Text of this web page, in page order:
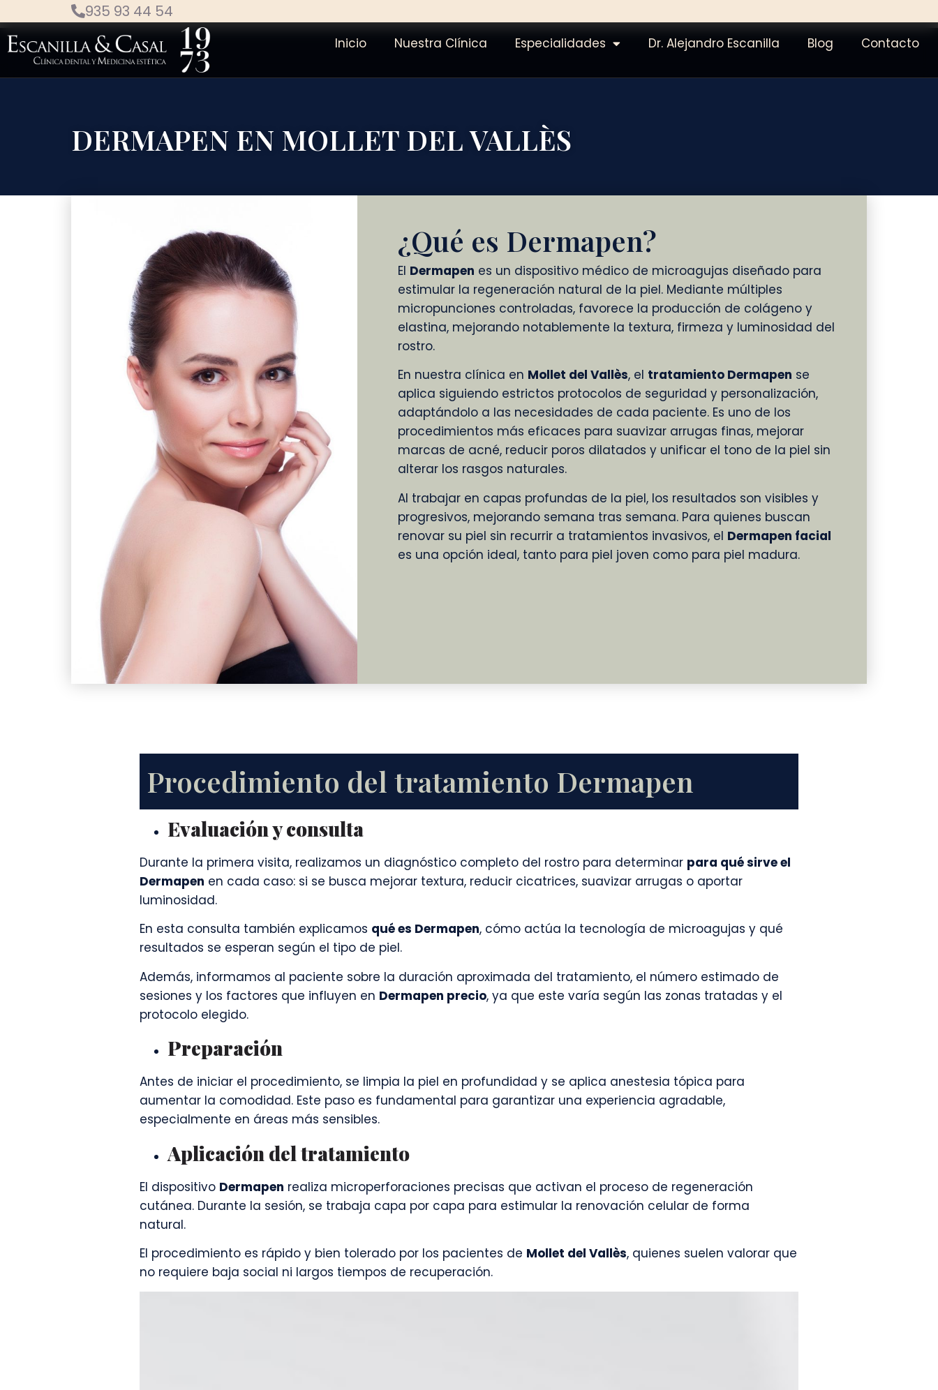
935 93 44 54
Inicio Nuestra Clínica Especialidades Dr. Alejandro Escanilla Blog Contacto
DERMAPEN EN MOLLET DEL VALLÈS
¿Qué es Dermapen?
El Dermapen es un dispositivo médico de microagujas diseñado para
estimular la regeneración natural de la piel. Mediante múltiples
micropunciones controladas, favorece la producción de colágeno y
elastina, mejorando notablemente la textura, firmeza y luminosidad del
rostro.
En nuestra clínica en Mollet del Vallès, el tratamiento Dermapen se
aplica siguiendo estrictos protocolos de seguridad y personalización,
adaptándolo a las necesidades de cada paciente. Es uno de los
procedimientos más eficaces para suavizar arrugas finas, mejorar
marcas de acné, reducir poros dilatados y unificar el tono de la piel sin
alterar los rasgos naturales.
Al trabajar en capas profundas de la piel, los resultados son visibles y
progresivos, mejorando semana tras semana. Para quienes buscan
renovar su piel sin recurrir a tratamientos invasivos, el Dermapen facial
es una opción ideal, tanto para piel joven como para piel madura.
Procedimiento del tratamiento Dermapen
Evaluación y consulta
Durante la primera visita, realizamos un diagnóstico completo del rostro para determinar para qué sirve el
Dermapen en cada caso: si se busca mejorar textura, reducir cicatrices, suavizar arrugas o aportar
luminosidad.
En esta consulta también explicamos qué es Dermapen, cómo actúa la tecnología de microagujas y qué
resultados se esperan según el tipo de piel.
Además, informamos al paciente sobre la duración aproximada del tratamiento, el número estimado de
sesiones y los factores que influyen en Dermapen precio, ya que este varía según las zonas tratadas y el
protocolo elegido.
Preparación
Antes de iniciar el procedimiento, se limpia la piel en profundidad y se aplica anestesia tópica para
aumentar la comodidad. Este paso es fundamental para garantizar una experiencia agradable,
especialmente en áreas más sensibles.
Aplicación del tratamiento
El dispositivo Dermapen realiza microperforaciones precisas que activan el proceso de regeneración
cutánea. Durante la sesión, se trabaja capa por capa para estimular la renovación celular de forma
natural.
El procedimiento es rápido y bien tolerado por los pacientes de Mollet del Vallès, quienes suelen valorar que
no requiere baja social ni largos tiempos de recuperación.